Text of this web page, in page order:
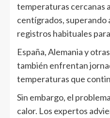
temperaturas cercanas
centígrados, superando
registros habituales
España, Alemania y
también enfrentan
temperaturas que
Sin embargo, el
calor. Los expertos